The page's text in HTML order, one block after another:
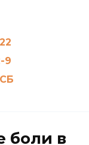
9
боли в